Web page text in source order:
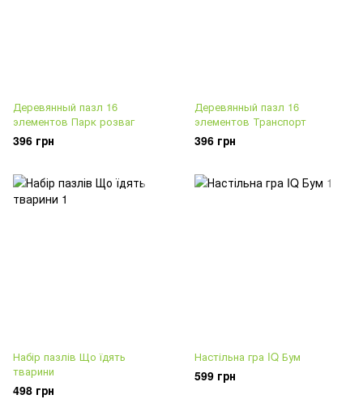
Деревянный пазл 16
элементов Парк розваг
396 грн
Деревянный пазл 16
элементов Транспорт
396 грн
Набір пазлів Що їдять
тварини
498 грн
Настільна гра IQ Бум
599 грн